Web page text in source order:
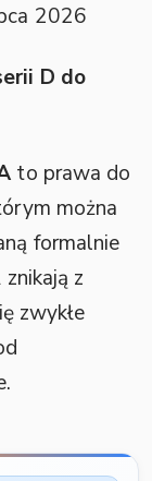
2026
D do
to prawa do
można
formalnie
z
zwykłe